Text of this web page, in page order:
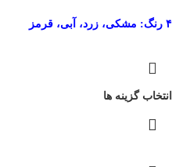
۴ رنگ: مشکی، زرد، آبی، قرمز
انتخاب گزینه ها